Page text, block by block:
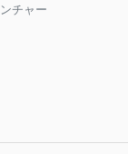
チャー